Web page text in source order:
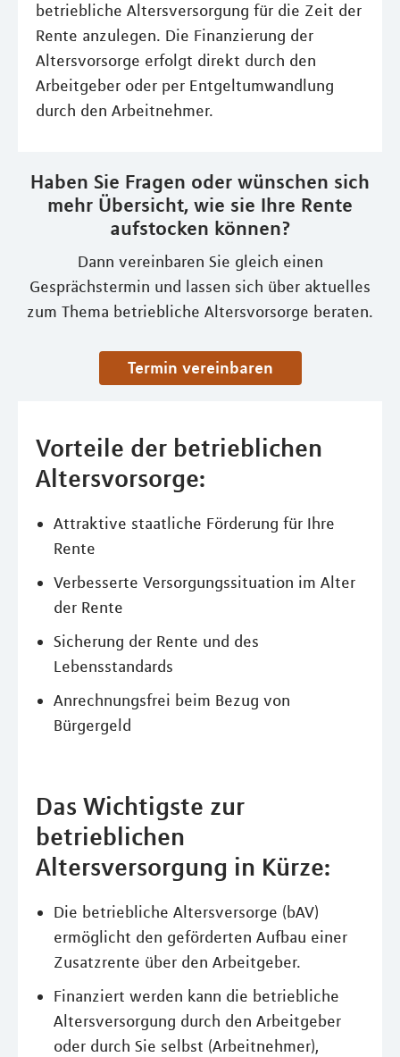
betriebliche Altersversorgung für die Zeit der
Rente anzulegen. Die Finanzierung der
Altersvorsorge erfolgt direkt durch den
Arbeitgeber oder per Entgeltumwandlung
durch den Arbeitnehmer.
Haben Sie Fragen oder wünschen sich
mehr Übersicht, wie sie Ihre Rente
aufstocken können?
Dann vereinbaren Sie gleich einen
Gesprächstermin und lassen sich über aktuelles
zum Thema betriebliche Altersvorsorge beraten.
Termin vereinbaren
Vorteile der betrieblichen
Altersvorsorge:
Attraktive staatliche Förderung für Ihre
Rente
Verbesserte Versorgungssituation im Alter
der Rente
Sicherung der Rente und des
Lebensstandards
Anrechnungsfrei beim Bezug von
Bürgergeld
Das Wichtigste zur
betrieblichen
Altersversorgung in Kürze:
Die betriebliche Altersversorge (bAV)
ermöglicht den geförderten Aufbau einer
Zusatzrente über den Arbeitgeber.
Finanziert werden kann die betriebliche
Altersversorgung durch den Arbeitgeber
oder durch Sie selbst (Arbeitnehmer),